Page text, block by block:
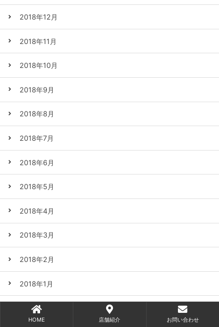
2018年12月
2018年11月
2018年10月
2018年9月
2018年8月
2018年7月
2018年6月
2018年5月
2018年4月
2018年3月
2018年2月
2018年1月
2017年12月
HOME 店舗紹介 お問い合わせ